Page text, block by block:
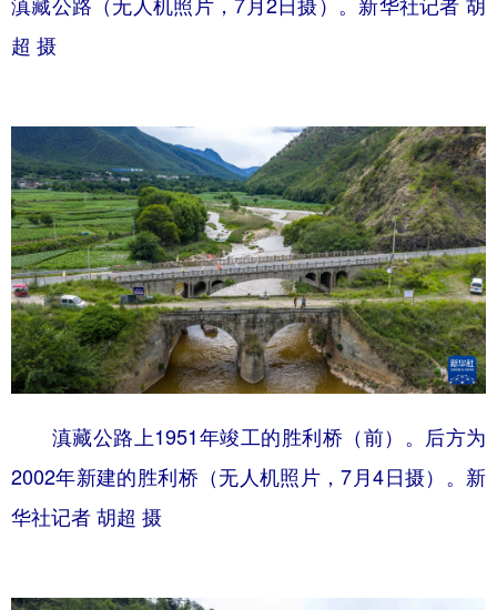
超 摄
滇藏公路上1951年竣工的胜利桥（前）。后方为
2002年新建的胜利桥（无人机照片，7月4日摄）。新
华社记者 胡超 摄